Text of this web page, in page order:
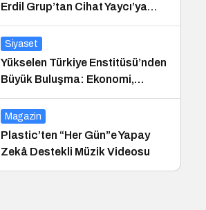
Erdil Grup’tan Cihat Yaycı’ya
Anlamlı Ziyaret
Siyaset
Yükselen Türkiye Enstitüsü’nden
Büyük Buluşma: Ekonomi,
Güvenlik Politikaları ve Hukuk
Konferansı
Magazin
Plastic’ten “Her Gün”e Yapay
Zekâ Destekli Müzik Videosu